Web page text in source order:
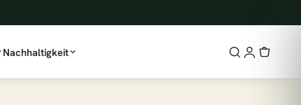
Nachhaltigkeit